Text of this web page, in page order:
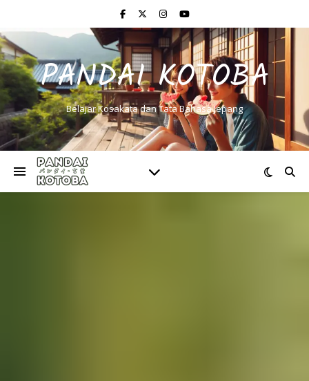
PANDAI KOTOBA
Belajar Kosakata dan Tata Bahasa Jepang